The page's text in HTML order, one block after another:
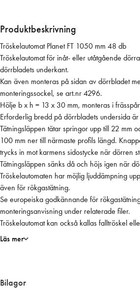
a
t
P
l
a
n
e
t
F
T
1
0
5
0
m
m
,
4
m
Bilagor
Produktbeskrivning
Tröskelautomat Planet FT 1050 mm 48 db
Tröskelautomat för inåt- eller utåtgående
dörrbladets underkant.
Kan även monteras på sidan av dörrbladet
monteringssockel, se art.nr 4296.
Hölje b x h = 13 x 30 mm, monteras i
Erforderlig bredd på dörrbladets undersida
Tätningsläppen tätar springor upp till 22 mm
100 mm ner till närmaste profils längd.
trycks in mot karmens sidostycke när dörren
Tätningsläppen sänks då och höjs igen när
Tröskelautomaten har möjlig ljuddämpning
även för rökgastätning.
Se europeiska godkännande för
monteringsanvisning under relaterade filer.
Tröskelautomat kan också kallas falltröskel
Läs mer